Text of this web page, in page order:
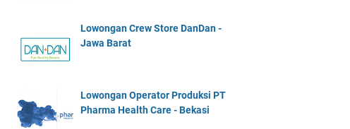
Lowongan Crew Store DanDan -
Jawa Barat
Lowongan Operator Produksi PT
Pharma Health Care - Bekasi